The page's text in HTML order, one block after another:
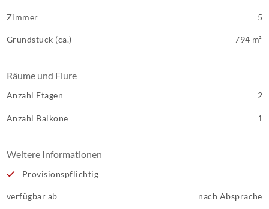
Zimmer 5
Grundstück (ca.) 794 m²
Räume und Flure
Anzahl Etagen 2
Anzahl Balkone 1
Weitere Informationen
Provisionspflichtig
verfügbar ab nach Absprache